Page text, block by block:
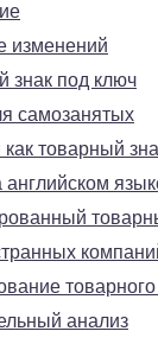
изменений
знак под ключ
самозанятых
товарный
английском
товарного
анализ